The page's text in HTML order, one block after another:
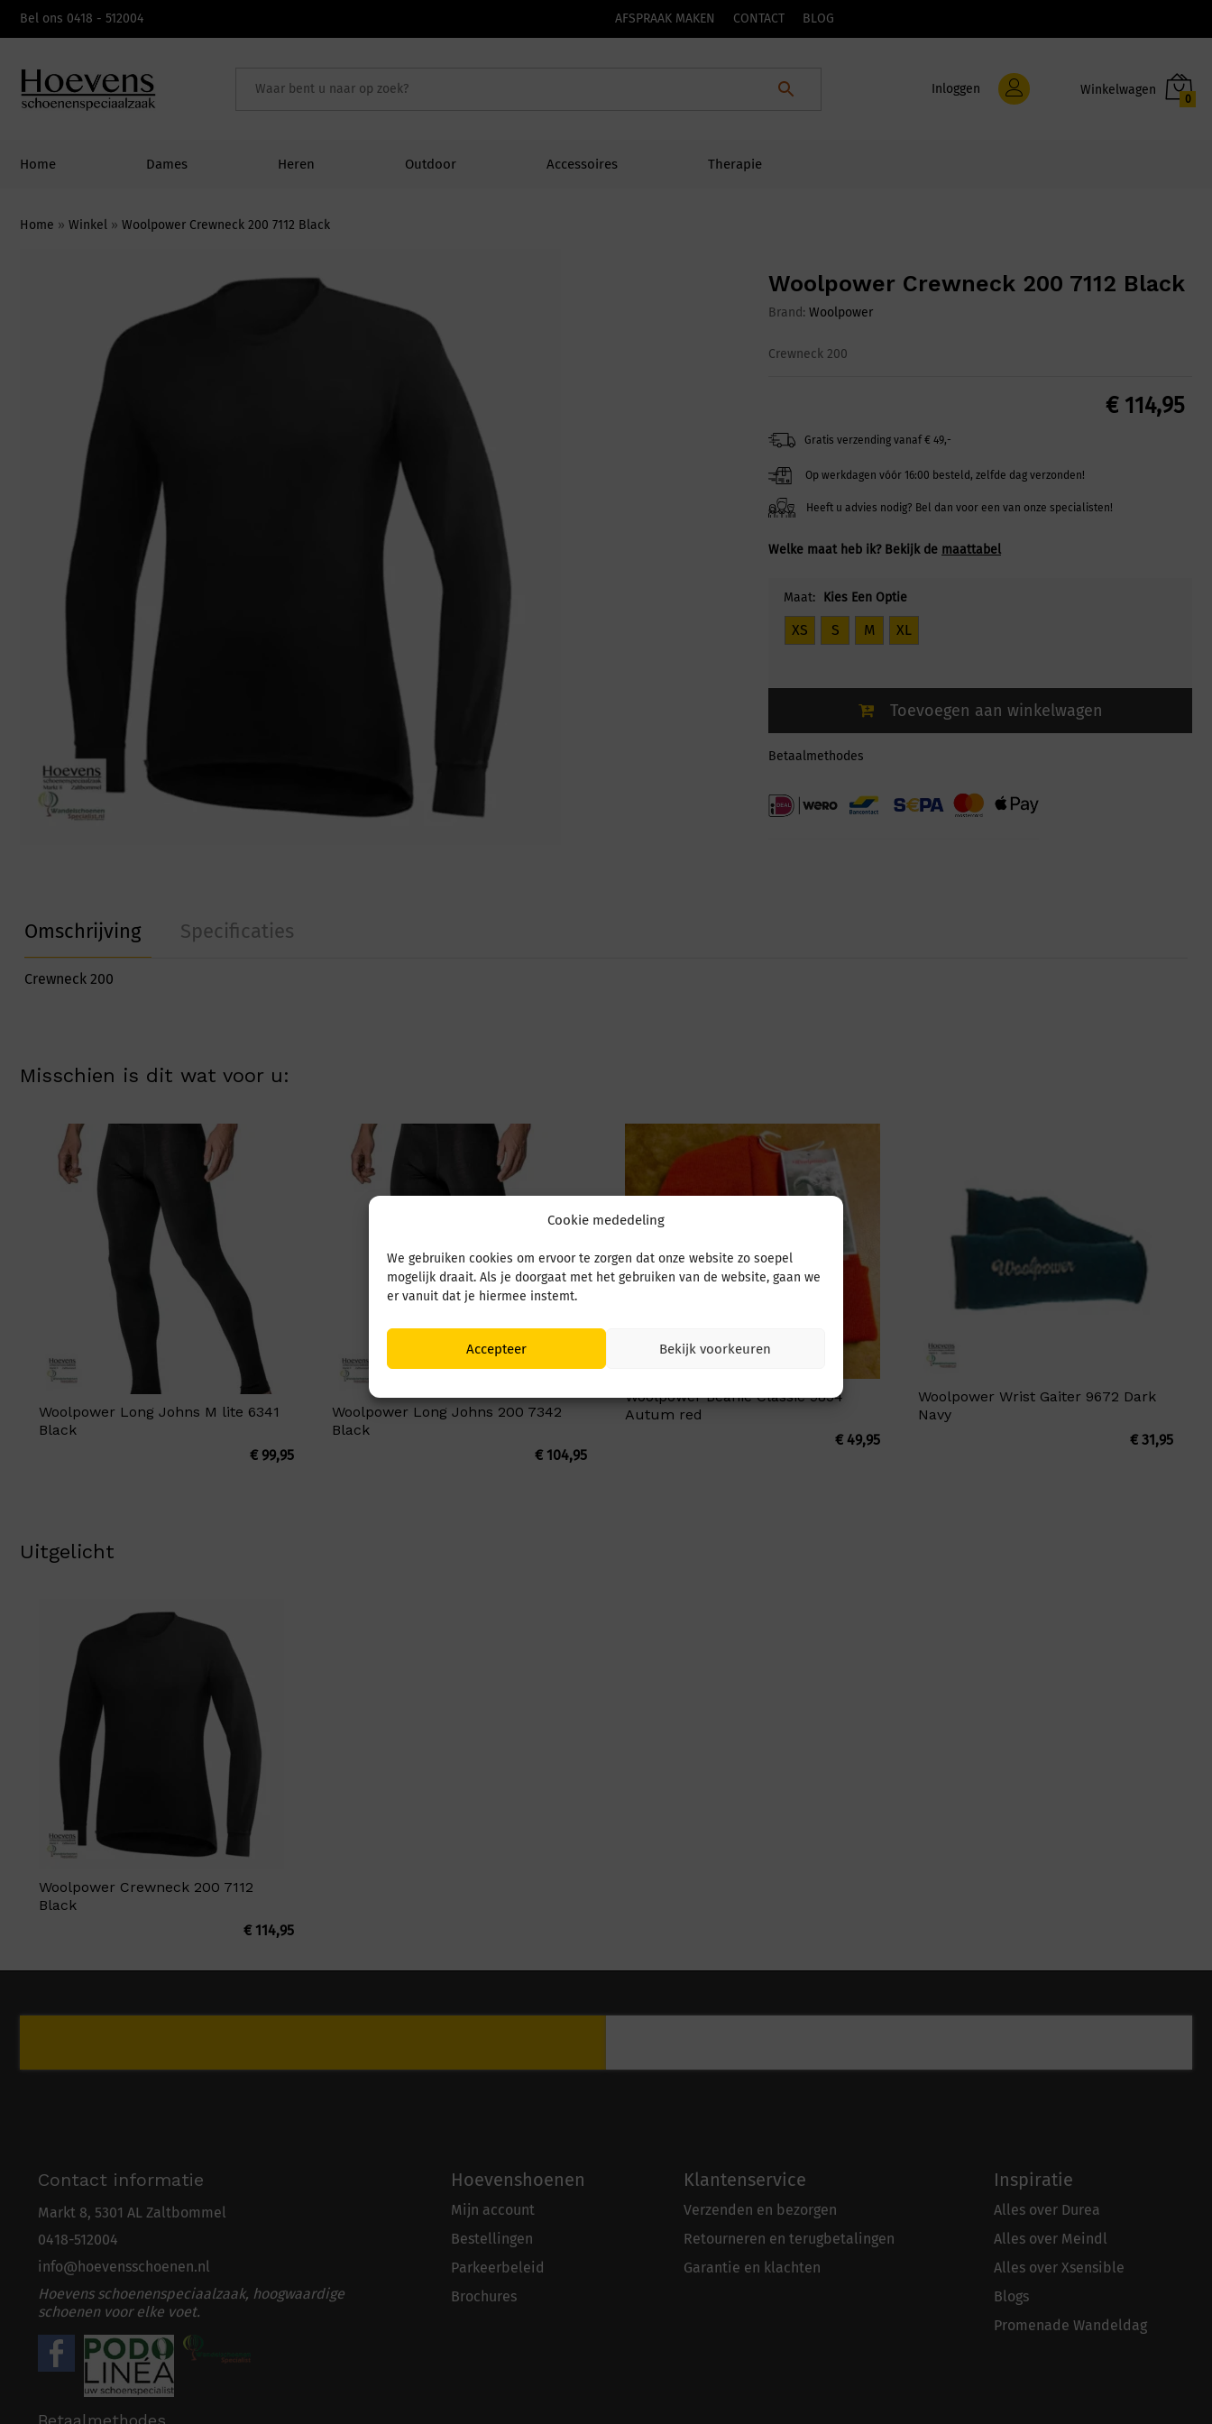
Cookie mededeling
We gebruiken cookies om ervoor te zorgen dat onze website zo soepel
mogelijk draait. Als je doorgaat met het gebruiken van de website, gaan we
er vanuit dat je hiermee instemt.
Accepteer Bekijk voorkeuren
Bel ons 0418 - 512004 AFSPRAAK MAKEN CONTACT BLOG
Inloggen
0
Home Dames Heren Outdoor Accessoires Therapie
Home » Winkel » Woolpower Crewneck 200 7112 Black
Woolpower Crewneck 200 7112 Black
Brand: Woolpower
Crewneck 200
€114,95
Gratis verzending vanaf € 49,-
Op werkdagen vóór 16:00 besteld, zelfde dag verzonden!
Heeft u advies nodig? Bel dan voor een van onze specialisten!
Welke maat heb ik? Bekijk de maattabel
Maat: Kies Een Optie
XS S M XL
Toevoegen aan winkelwagen
Betaalmethodes
Omschrijving Specificaties
Crewneck 200
Misschien is dit wat voor u:
Woolpower Long Johns M lite 6341
Black
€99,95
Woolpower Long Johns 200 7342
Black
€104,95
Woolpower Beanie Classic 9854
Autum red
€49,95
Woolpower Wrist Gaiter 9672 Dark
Navy
€31,95
Uitgelicht
Woolpower Crewneck 200 7112
Black
€114,95
Contact informatie
Markt 8, 5301 AL Zaltbommel
0418-512004
info@hoevensschoenen.nl
Hoevens schoenenspeciaalzaak, hoogwaardige
schoenen voor elke voet.
Betaalmethodes
Hoevenshoenen
Mijn account
Bestellingen
Parkeerbeleid
Brochures
Klantenservice
Verzenden en bezorgen
Retourneren en terugbetalingen
Garantie en klachten
Inspiratie
Alles over Durea
Alles over Meindl
Alles over Xsensible
Blogs
Promenade Wandeldag